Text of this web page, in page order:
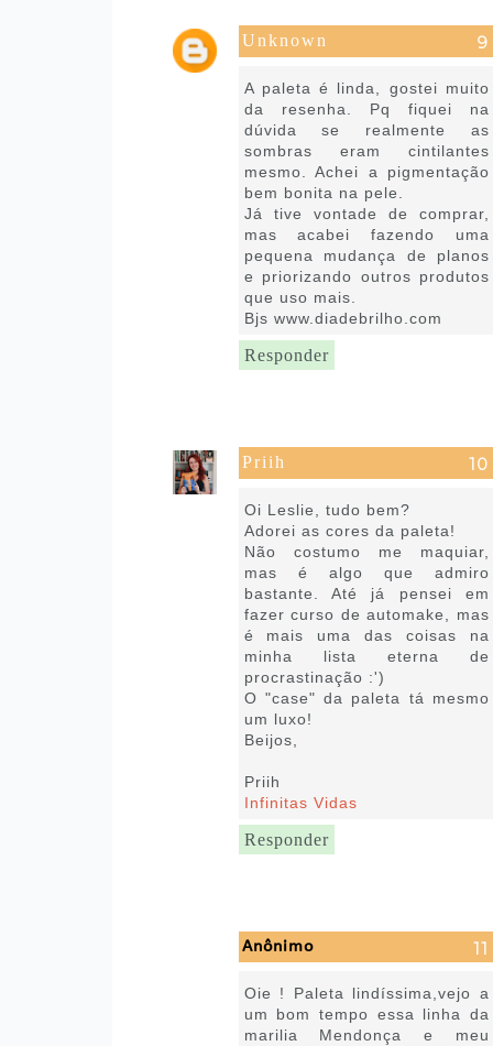
Unknown
A paleta é linda, gostei muito
da resenha. Pq fiquei na
dúvida se realmente as
sombras eram cintilantes
mesmo. Achei a pigmentação
bem bonita na pele.
Já tive vontade de comprar,
mas acabei fazendo uma
pequena mudança de planos
e priorizando outros produtos
que uso mais.
Bjs www.diadebrilho.com
Responder
Priih
Oi Leslie, tudo bem?
Adorei as cores da paleta!
Não costumo me maquiar,
mas é algo que admiro
bastante. Até já pensei em
fazer curso de automake, mas
é mais uma das coisas na
minha lista eterna de
procrastinação :')
O "case" da paleta tá mesmo
um luxo!
Beijos,
Priih
Infinitas Vidas
Responder
Anônimo
Oie ! Paleta lindíssima,vejo a
um bom tempo essa linha da
marilia Mendonça e meu